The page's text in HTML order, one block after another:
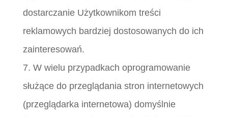
dostarczanie Użytkownikom treści
reklamowych bardziej dostosowanych do ich
zainteresowań.
7. W wielu przypadkach oprogramowanie
służące do przeglądania stron internetowych
(przeglądarka internetowa) domyślnie